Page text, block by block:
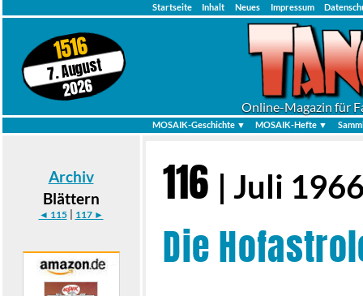
Startseite Inhalt Neues Impressum
1516
7. August
2026
Online-Magazin für
MOSAIK-Geschichte ▼ MOSAIK-Hefte ▼
Archiv
Blättern
◄ 115| 117 ►
116 | Juli
Die